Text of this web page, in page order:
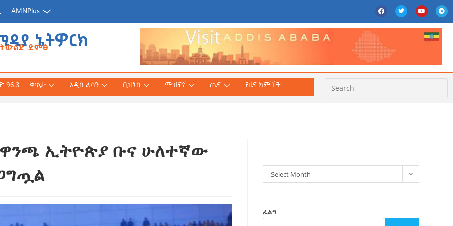
AMNPlus
ኔትዎርክ
ድምፅ
(ዶ/ር)
ተተርጉሞ በቅርቡ
96.3 ቀጥታ አዲስ ልሳን ቢዝነስ መዝናኛ ጤና
የዜና ክምችት
ዋንጫ ኢትዮጵያ ቡና ሁለተኛው
Select Month
ፈልግ